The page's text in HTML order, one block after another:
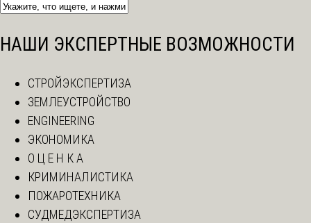
НАШИ ЭКСПЕРТНЫЕ ВОЗМОЖНОСТИ
СТРОЙЭКСПЕРТИЗА
ЗЕМЛЕУСТРОЙСТВО
ENGINEERING
ЭКОНОМИКА
О Ц Е Н К А
КРИМИНАЛИСТИКА
ПОЖАРОТЕХНИКА
СУДМЕДЭКСПЕРТИЗА